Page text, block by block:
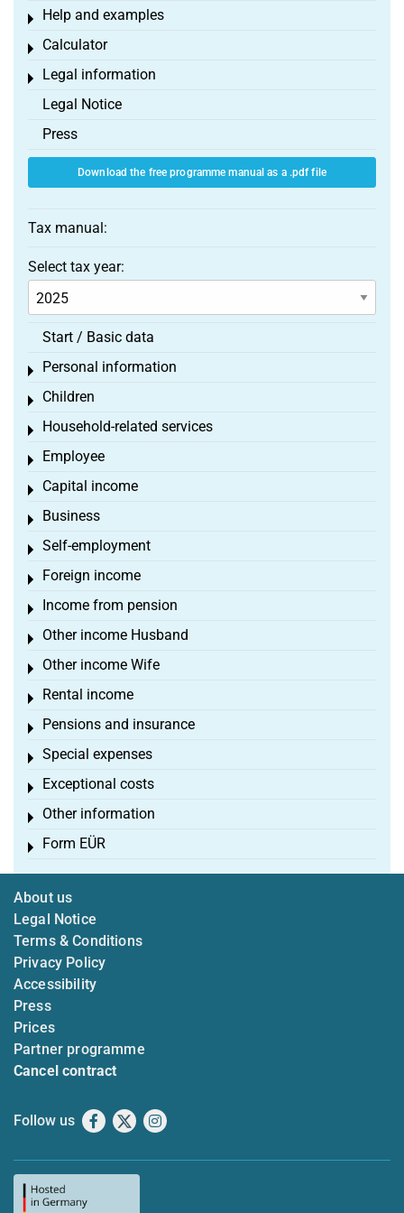
Help and examples
Toggle menu
Calculator
Toggle menu
Legal information
Toggle menu
Legal Notice
Press
Download the free programme manual as a .pdf file
Tax manual:
Select tax year:
Start / Basic data
Personal information
Toggle menu
Children
Toggle menu
Household-related services
Toggle menu
Employee
Toggle menu
Capital income
Toggle menu
Business
Toggle menu
Self-employment
Toggle menu
Foreign income
Toggle menu
Income from pension
Toggle menu
Other income Husband
Toggle menu
Other income Wife
Toggle menu
Rental income
Toggle menu
Pensions and insurance
Toggle menu
Special expenses
Toggle menu
Exceptional costs
Toggle menu
Other information
Toggle menu
Form EÜR
Toggle menu
About us
Legal Notice
Terms & Conditions
Privacy Policy
Accessibility
Press
Prices
Partner programme
Cancel contract
Follow us Facebook
X Instagram